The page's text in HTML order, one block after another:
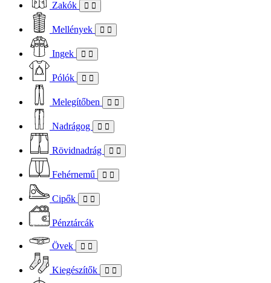
Zakók
Mellények
Ingek
Pólók
Melegítőben
Nadrágog
Rövidnadrág
Fehérnemű
Cipők
Pénztárcák
Övek
Kiegészítők